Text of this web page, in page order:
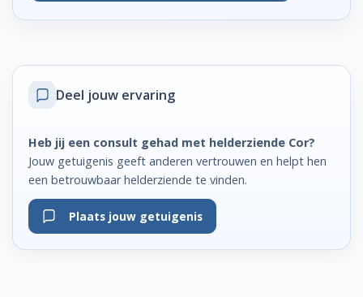
Deel jouw ervaring
Heb jij een consult gehad met helderziende Cor?
Jouw getuigenis geeft anderen vertrouwen en helpt hen
een betrouwbaar helderziende te vinden.
Plaats jouw getuigenis